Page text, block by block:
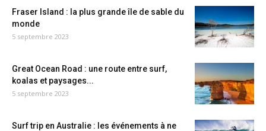
Fraser Island : la plus grande île de sable du
monde
5 septembre 2023
Great Ocean Road : une route entre surf,
koalas et paysages...
5 septembre 2023
Surf trip en Australie : les événements à ne